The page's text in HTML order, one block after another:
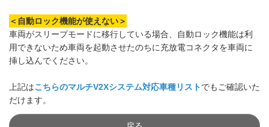
＜自動ロック機能が使えない＞
車両がスリープモードに移行している場合、自動ロック機能は利
用できないため車両を起動させたのちに充放電コネクタを車両に
挿し込んでください。
上記はこちらのマルチV2Xシステム対応車種リストでもご確認いた
だけます。